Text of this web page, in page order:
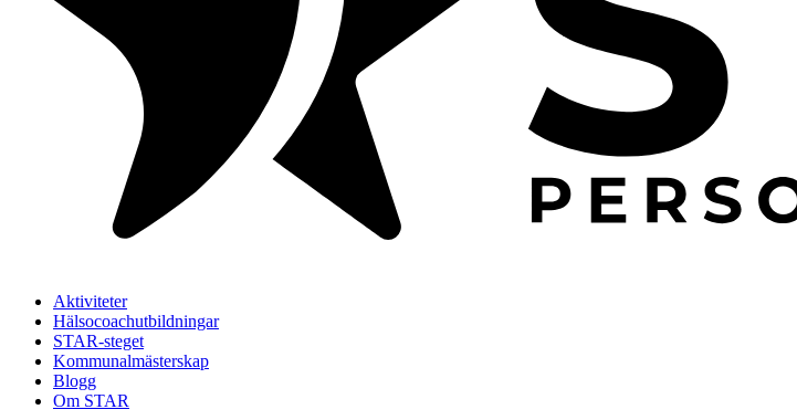
Aktiviteter
Hälsocoachutbildningar
STAR-steget
Kommunalmästerskap
Blogg
Om STAR